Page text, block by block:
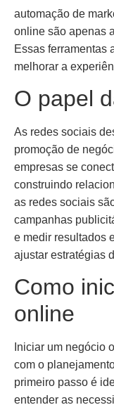
automação de
online são apenas
Essas ferramentas
melhorar a
O papel
As redes sociais
promoção de
empresas se
construindo
as redes sociais
campanhas
e medir resultados
ajustar estratégias
Como
online
Iniciar um negócio
com o
primeiro passo é
entender as